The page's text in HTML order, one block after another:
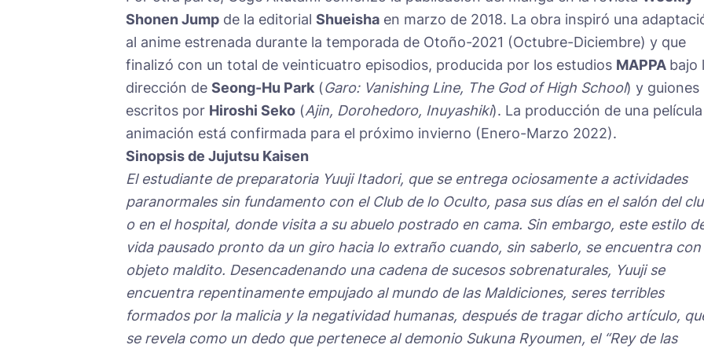
Shonen Jump de la editorial Shueisha en marzo de 2018. La obra inspiró una
al anime estrenada durante la temporada de Otoño-2021 (Octubre-Diciembre) y que
finalizó con un total de veinticuatro episodios, producida por los estudios MAPPA bajo
dirección de Seong-Hu Park (Garo: Vanishing Line, The God of High School) y guiones
escritos por Hiroshi Seko (Ajin, Dorohedoro, Inuyashiki). La producción de una
animación está confirmada para el próximo invierno (Enero-Marzo 2022).
Sinopsis de Jujutsu Kaisen
El estudiante de preparatoria Yuuji Itadori, que se entrega ociosamente a actividades
paranormales sin fundamento con el Club de lo Oculto, pasa sus días en el salón del
o en el hospital, donde visita a su abuelo postrado en cama. Sin embargo, este estilo
vida pausado pronto da un giro hacia lo extraño cuando, sin saberlo, se encuentra con
objeto maldito. Desencadenando una cadena de sucesos sobrenaturales, Yuuji se
encuentra repentinamente empujado al mundo de las Maldiciones, seres terribles
formados por la malicia y la negatividad humanas, después de tragar dicho artículo,
se revela como un dedo que pertenece al demonio Sukuna Ryoumen, el “Rey de las